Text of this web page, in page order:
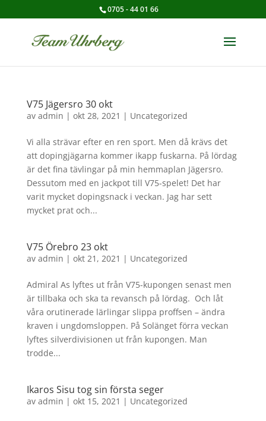
0705 - 44 01 66
V75 Jägersro 30 okt
av admin | okt 28, 2021 | Uncategorized
Vi alla strävar efter en ren sport. Men då krävs det
att dopingjägarna kommer ikapp fuskarna. På lördag
är det fina tävlingar på min hemmaplan Jägersro.
Dessutom med en jackpot till V75-spelet! Det har
varit mycket dopingsnack i veckan. Jag har sett
mycket prat och...
V75 Örebro 23 okt
av admin | okt 21, 2021 | Uncategorized
Admiral As lyftes ut från V75-kupongen senast men
är tillbaka och ska ta revansch på lördag. Och låt
våra orutinerade lärlingar slippa proffsen – ändra
kraven i ungdomsloppen. På Solänget förra veckan
lyftes silverdivisionen ut från kupongen. Man
trodde...
Ikaros Sisu tog sin första seger
av admin | okt 15, 2021 | Uncategorized